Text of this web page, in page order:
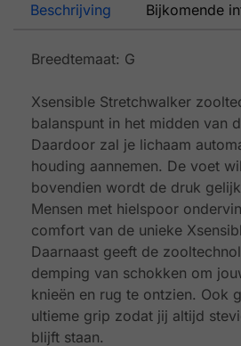
Beschrijving Bijkomende
Breedtemaat: G
Xsensible Stretchwalker
balanspunt in het midden van
Daardoor zal je lichaam
houding aannemen. De voet
bovendien wordt de druk
Mensen met hielspoor
comfort van de unieke
Daarnaast geeft de
demping van schokken om
knieën en rug te ontzien. Ook
ultieme grip zodat jij altijd
blijft staan.